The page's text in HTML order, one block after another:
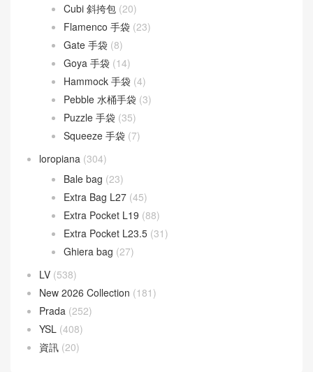
DIOR TOUJOURS
Lady D-Joy(26)
Lady Dior(37)
Fendi(582)
Baguette(51)
By The Way(23)
Fendigraphy(18)
Peekaboo(107)
Sunshine(10)
Goyard(523)
Gucci (270)
LOEWE(349)
Cubi 斜挎包(20)
Flamenco 手袋 (23)
Gate 手袋
Goya 手袋(14)
Hammock 手袋
Pebble 水桶手袋
Puzzle 手袋